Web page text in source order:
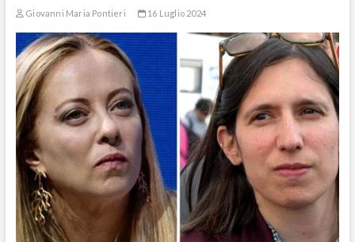
Giovanni Maria Pontieri 16 Luglio 2024